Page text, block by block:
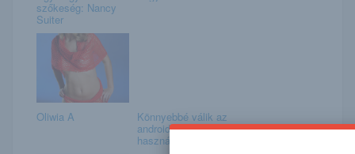
szőkeség: Nancy
Suiter
Oliwia A Könnyebbé válik az
androidos Chrome
használata